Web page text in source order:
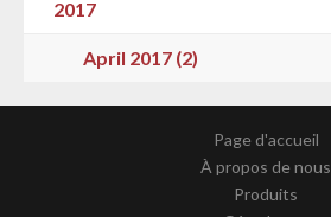
2017
April 2017 (2)
Page d'accueil
À propos de nous
Produits